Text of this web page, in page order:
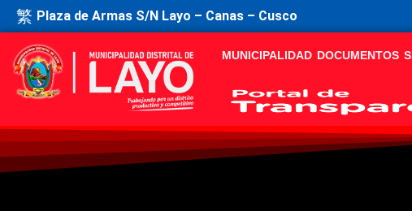
Plaza de Armas S/N Layo – Canas – Cusco
MUNICIPALIDAD DOCUMENTOS